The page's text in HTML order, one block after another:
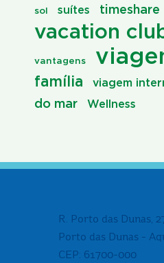
sol suítes timeshare
vacation
vantagens
família
viagem
do mar
Wellness
R. Porto das Dunas,
Porto das Dunas -
CEP: 61700-000